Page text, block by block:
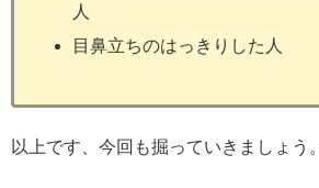
人
目鼻立ちのはっきりした人
以上です、今回も掘っていきましょう。